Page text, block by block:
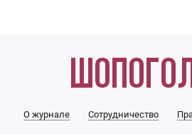
О журнале Сотрудничество